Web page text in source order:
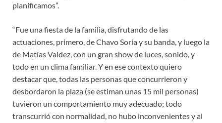
planificamos”.
“Fue una fiesta de la familia, disfrutando de las
actuaciones, primero, de Chavo Soria y su banda, y luego la
de Matías Valdez, con un gran show de luces, sonido, y
todo en un clima familiar. Y en ese contexto quiero
destacar que, todas las personas que concurrieron y
desbordaron la plaza (se estiman unas 15 mil personas)
tuvieron un comportamiento muy adecuado; todo
transcurrió con normalidad, no hubo inconvenientes y al